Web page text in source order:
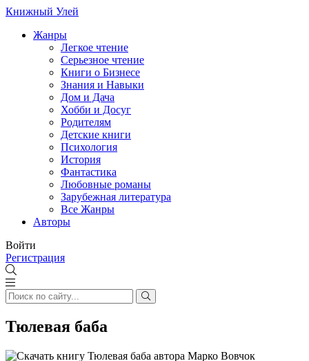
Книжный Улей
Жанры
Легкое чтение
Серьезное чтение
Книги о Бизнесе
Знания и Навыки
Дом и Дача
Хобби и Досуг
Родителям
Детские книги
Психология
История
Фантастика
Любовные романы
Зарубежная литература
Все Жанры
Авторы
Войти
Регистрация
Тюлевая баба